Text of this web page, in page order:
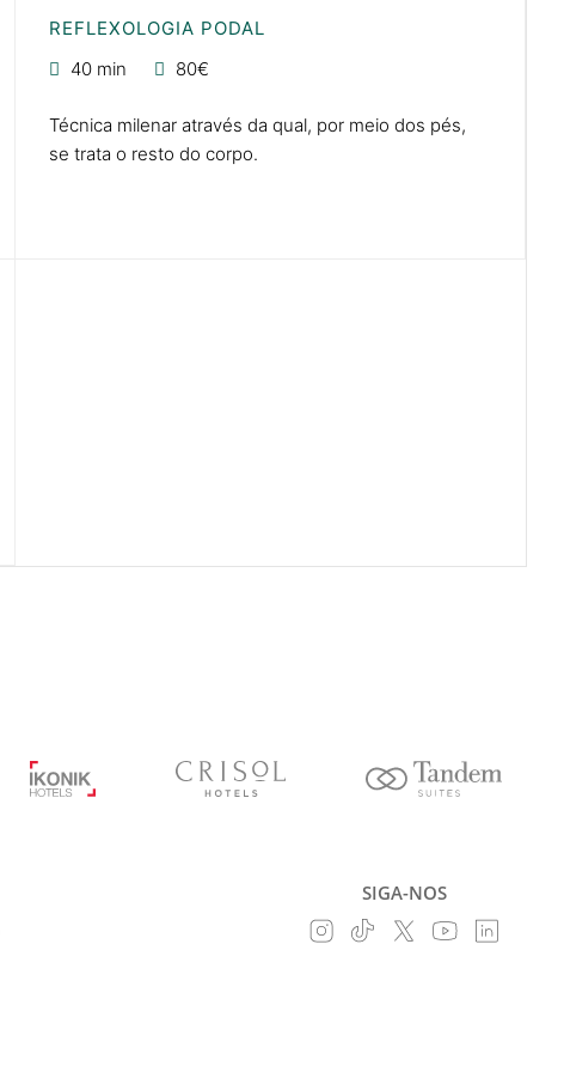
REFLEXOLOGIA PODAL
40 min
80€
Técnica milenar através da qual, por meio dos pés,
se trata o resto do corpo.
SIGA-NOS